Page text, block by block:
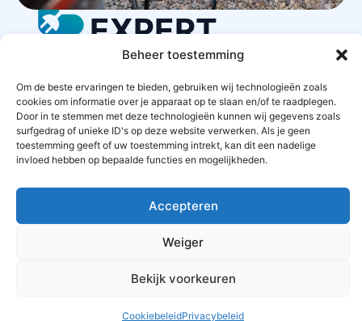
Beheer toestemming
Om de beste ervaringen te bieden, gebruiken wij technologieën zoals
cookies om informatie over je apparaat op te slaan en/of te raadplegen.
Door in te stemmen met deze technologieën kunnen wij gegevens zoals
surfgedrag of unieke ID's op deze website verwerken. Als je geen
toestemming geeft of uw toestemming intrekt, kan dit een nadelige
invloed hebben op bepaalde functies en mogelijkheden.
Accepteren
Weiger
Bekijk voorkeuren
CookiebeleidPrivacybeleid
EXPERT
STARTPAGINA CONTACT PRIVACYBELEID
ALGEMENE VOORWAARDEN
OFFERTES AANVRAGEN